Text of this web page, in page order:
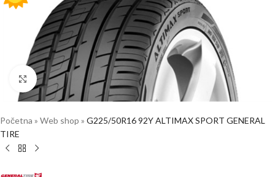
Click to enlarge
Početna » Web shop » G225/50R16 92Y ALTIMAX SPORT GENERAL
TIRE